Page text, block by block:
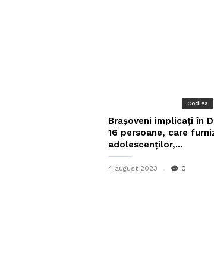
Codlea
Braşoveni implicați în
16 persoane, care
adolescenților,...
4 august 2023 0